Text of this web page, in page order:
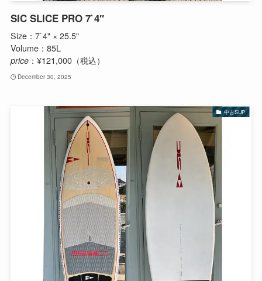
SIC SLICE PRO 7`4″
Size：7`4" × 25.5"
Volume：85L
price：¥121,000（税込）
December 30, 2025
中古SUP